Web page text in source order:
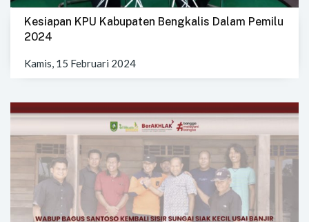
Kesiapan KPU Kabupaten Bengkalis Dalam Pemilu
2024
Kamis, 15 Februari 2024